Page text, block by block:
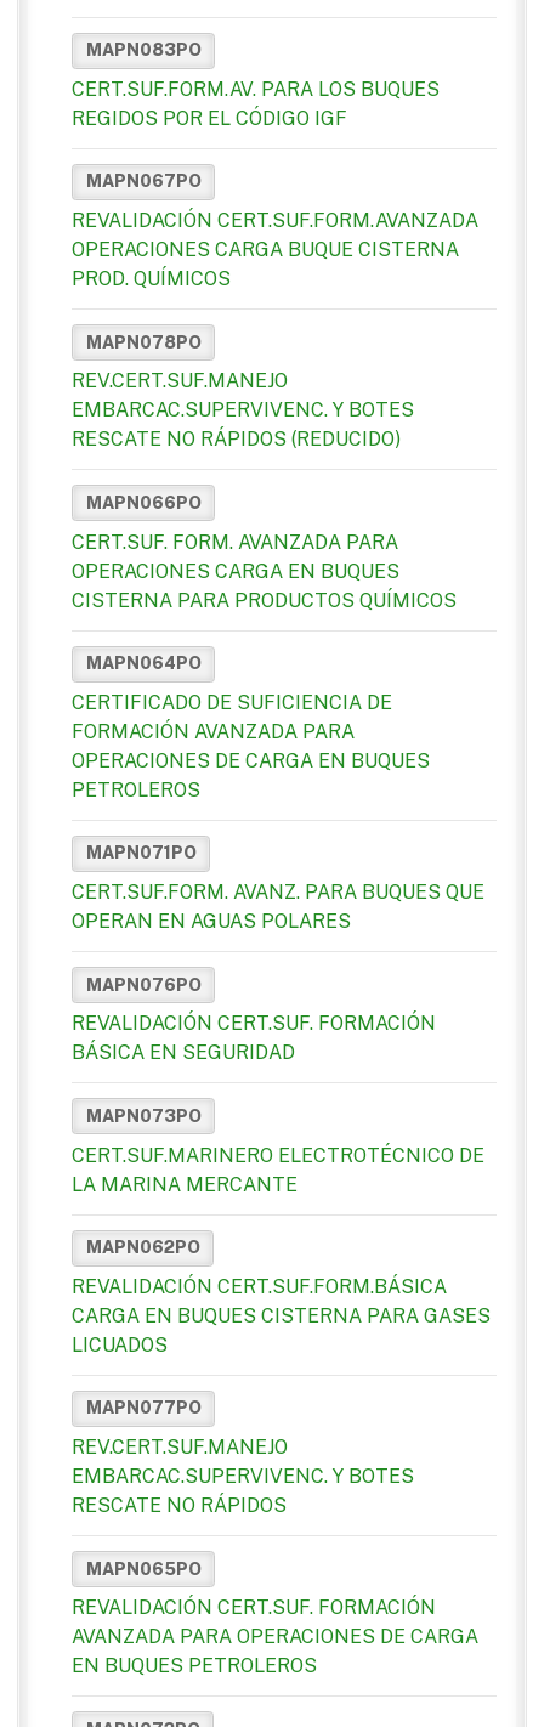
MAPN083PO
CERT.SUF.FORM.AV. PARA LOS BUQUES
REGIDOS POR EL CÓDIGO IGF
MAPN067PO
REVALIDACIÓN CERT.SUF.FORM.AVANZADA
OPERACIONES CARGA BUQUE CISTERNA
PROD. QUÍMICOS
MAPN078PO
REV.CERT.SUF.MANEJO
EMBARCAC.SUPERVIVENC. Y BOTES
RESCATE NO RÁPIDOS (REDUCIDO)
MAPN066PO
CERT.SUF. FORM. AVANZADA PARA
OPERACIONES CARGA EN BUQUES
CISTERNA PARA PRODUCTOS QUÍMICOS
MAPN064PO
CERTIFICADO DE SUFICIENCIA DE
FORMACIÓN AVANZADA PARA
OPERACIONES DE CARGA EN BUQUES
PETROLEROS
MAPN071PO
CERT.SUF.FORM. AVANZ. PARA BUQUES QUE
OPERAN EN AGUAS POLARES
MAPN076PO
REVALIDACIÓN CERT.SUF. FORMACIÓN
BÁSICA EN SEGURIDAD
MAPN073PO
CERT.SUF.MARINERO ELECTROTÉCNICO DE
LA MARINA MERCANTE
MAPN062PO
REVALIDACIÓN CERT.SUF.FORM.BÁSICA
CARGA EN BUQUES CISTERNA PARA GASES
LICUADOS
MAPN077PO
REV.CERT.SUF.MANEJO
EMBARCAC.SUPERVIVENC. Y BOTES
RESCATE NO RÁPIDOS
MAPN065PO
REVALIDACIÓN CERT.SUF. FORMACIÓN
AVANZADA PARA OPERACIONES DE CARGA
EN BUQUES PETROLEROS